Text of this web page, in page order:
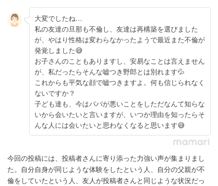
大変でしたね…
私の友達の旦那も不倫し、友達は再構築を選びました
が、やはり性格は変わらなかったようで最近また不倫が
発覚しました😅
お子さんのこともありますし、安易なことは言えません
が、私だったらそんな嘘つき野郎とは別れます💦
これからも平気な顔で嘘つきますよ。何も信じられなく
ないですか？
子ども達も、今はパパが悪いことをしただなんて知らな
いから会いたいと言いますが、いつか理由を知ったらそ
んな人には会いたいと思わなくなると思います😅
今回の投稿には、投稿者さんに寄り添った力強い声が集まりまし
た。自分自身が同じような体験をしたという人、自分の父親が不
倫をしていたという人、友人が投稿者さんと同じような状況だっ